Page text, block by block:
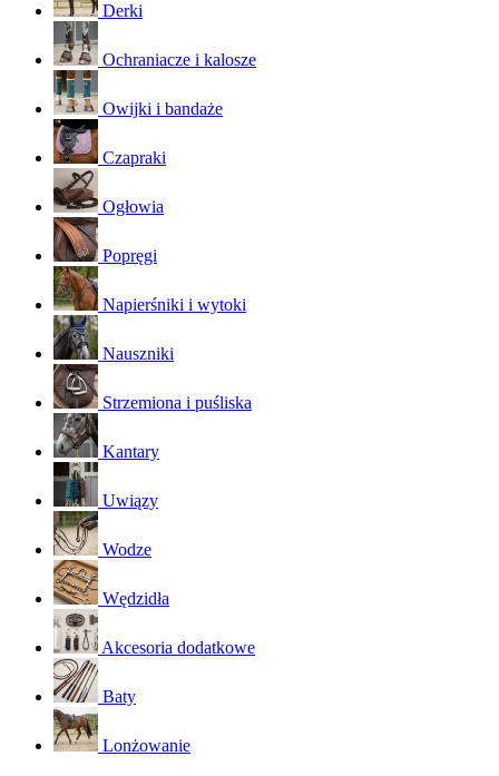
Derki
Ochraniacze i kalosze
Owijki i bandaże
Czapraki
Ogłowia
Popręgi
Napierśniki i wytoki
Nauszniki
Strzemiona i puśliska
Kantary
Uwiązy
Wodze
Wędzidła
Akcesoria dodatkowe
Baty
Lonżowanie